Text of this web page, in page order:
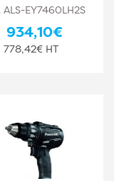
ALS-EY7460LH2S
934,10€
778,42€ HT